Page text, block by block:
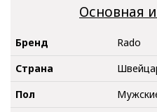
Основная
Бренд
Rado
Страна
Пол